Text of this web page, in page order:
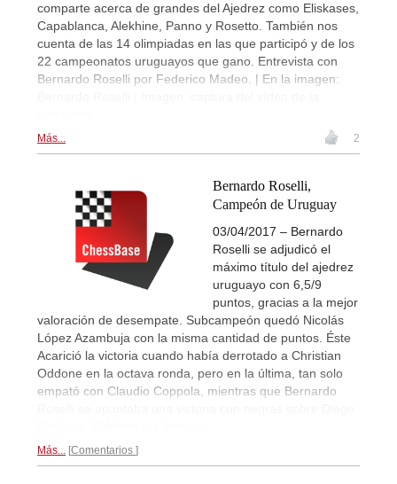
comparte acerca de grandes del Ajedrez como Eliskases,
Capablanca, Alekhine, Panno y Rosetto. También nos
cuenta de las 14 olimpiadas en las que participó y de los
22 campeonatos uruguayos que gano. Entrevista con
Bernardo Roselli por Federico Madeo. | En la imagen:
Más... 2
Bernardo Roselli,
Campeón de Uruguay
03/04/2017 – Bernardo
Roselli se adjudicó el
máximo título del ajedrez
uruguayo con 6,5/9
puntos, gracias a la mejor
valoración de desempate. Subcampeón quedó Nicolás
López Azambuja con la misma cantidad de puntos. Éste
Acarició la victoria cuando había derrotado a Christian
Oddone en la octava ronda, pero en la última, tan solo
empató con Claudio Coppola, mientras que Bernardo
Más... Comentarios